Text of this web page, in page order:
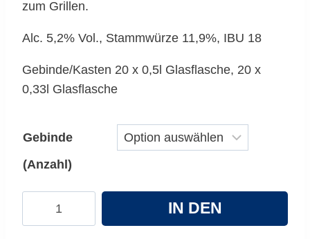
zum Grillen.
Alc. 5,2% Vol., Stammwürze 11,9%, IBU 18
Gebinde/Kasten 20 x 0,5l Glasflasche, 20 x
0,33l Glasflasche
Gebinde
(Anzahl)
IN DEN